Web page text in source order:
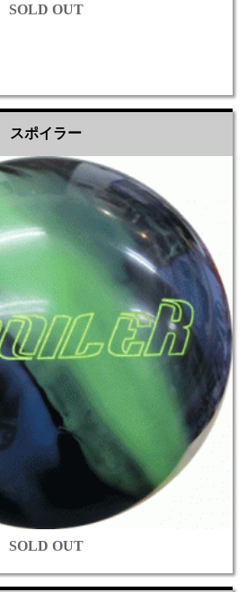
SOLD OUT
スポイラー
SOLD OUT